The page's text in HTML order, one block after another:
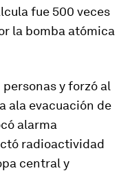
fue 500 veces
la bomba atómica
y forzó al
ala evacuación de
alarma
radioactividad
central y